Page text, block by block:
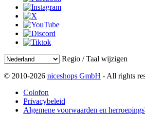
Regio / Taal wijzigen
© 2010-2026 niceshops GmbH - All rights
Colofon
Privacybeleid
Algemene voorwaarden en